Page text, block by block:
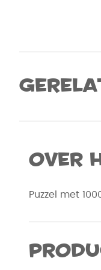
Over
Puzzel met